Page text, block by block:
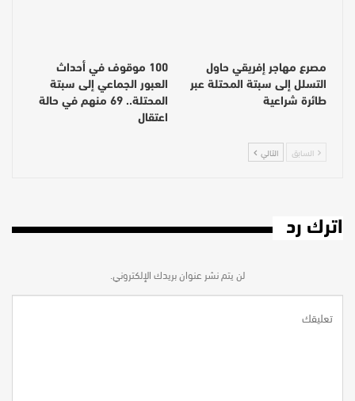
مصرع مهاجر إفريقي حاول
التسلل إلى سبتة المحتلة عبر
طائرة شراعية
100 موقوف في أحداث
العبور الجماعي إلى سبتة
المحتلة.. 69 منهم في حالة
اعتقال
السابق التالي
اترك رد
لن يتم نشر عنوان بريدك الإلكتروني.